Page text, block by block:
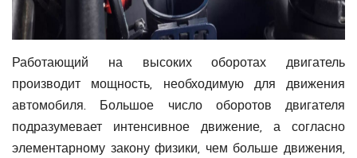
Работающий на высоких оборотах двигатель
производит мощность, необходимую для движения
автомобиля. Большое число оборотов двигателя
подразумевает интенсивное движение, а согласно
элементарному закону физики, чем больше движения,